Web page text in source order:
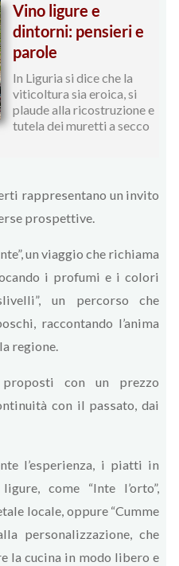
Vino ligure e
dintorni: pensieri e
parole
In Liguria si dice che la
viticoltura sia eroica, si
plaude alla ricostruzione e
tutela dei muretti a secco
rappresentano un invito
prospettive.
un viaggio che richiama
i profumi e i colori
un percorso che
raccontando l’anima
regione.
con un prezzo
con il passato, dai
l’esperienza, i piatti in
come “Inte l’orto”,
locale, oppure “Cumme
personalizzazione, che
la cucina in modo libero e